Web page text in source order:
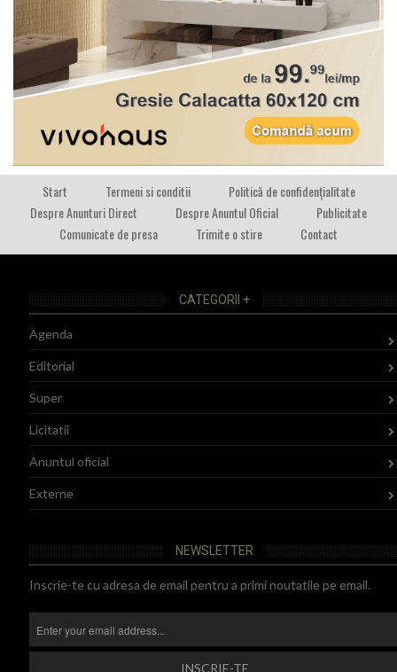
Start Termeni si conditii
Politică de confidențialitate
Despre Anunturi Direct
Despre Anuntul Oficial
Publicitate
Comunicate de presa
Trimite o stire Contact
CATEGORII +
Agenda
Editorial
Super
Licitatii
Anuntul oficial
Externe
NEWSLETTER
Inscrie-te cu adresa de email pentru a primi noutatile pe email.